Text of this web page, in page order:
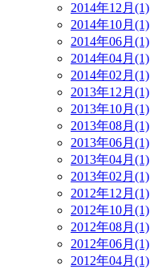
2014年12月(1)
2014年10月(1)
2014年06月(1)
2014年04月(1)
2014年02月(1)
2013年12月(1)
2013年10月(1)
2013年08月(1)
2013年06月(1)
2013年04月(1)
2013年02月(1)
2012年12月(1)
2012年10月(1)
2012年08月(1)
2012年06月(1)
2012年04月(1)